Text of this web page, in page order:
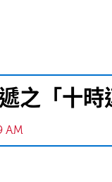
之「十
AM